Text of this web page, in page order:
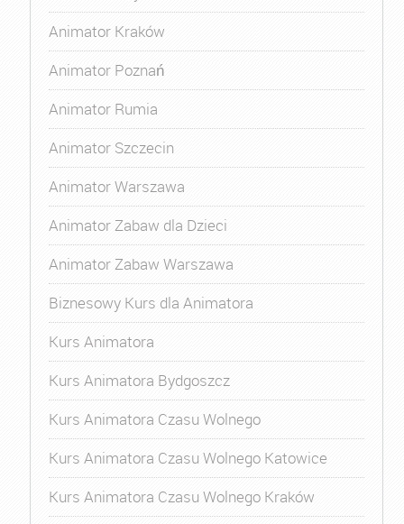
Animator Kraków
Animator Poznań
Animator Rumia
Animator Szczecin
Animator Warszawa
Animator Zabaw dla Dzieci
Animator Zabaw Warszawa
Biznesowy Kurs dla Animatora
Kurs Animatora
Kurs Animatora Bydgoszcz
Kurs Animatora Czasu Wolnego
Kurs Animatora Czasu Wolnego Katowice
Kurs Animatora Czasu Wolnego Kraków